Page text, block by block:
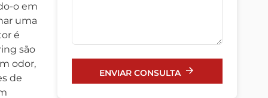
o em
uma
é
são
odor,
de
ENVIAR CONSULTA